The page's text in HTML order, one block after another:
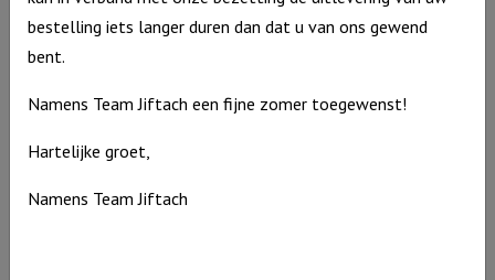
bestelling iets langer duren dan dat u van ons gewend
bent.
Namens Team Jiftach een fijne zomer toegewenst!
Hartelijke groet,
Namens Team Jiftach